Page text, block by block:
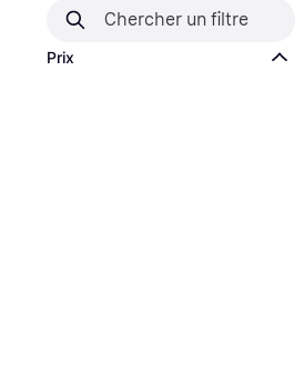
Prix